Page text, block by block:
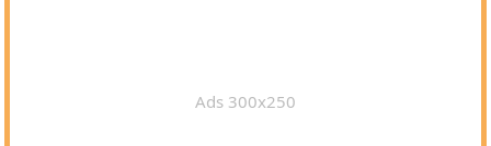
Ads 300x250